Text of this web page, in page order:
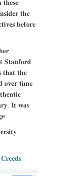
𝐭𝐡𝐞𝐬𝐞
𝐭𝐡𝐞
𝐛𝐞𝐟𝐨𝐫𝐞
𝐒𝐭𝐚𝐧𝐟𝐨𝐫𝐝
𝐭𝐡𝐚𝐭 𝐭𝐡𝐞
𝐨𝐯𝐞𝐫 𝐭𝐢𝐦𝐞
𝐈𝐭 𝐰𝐚𝐬